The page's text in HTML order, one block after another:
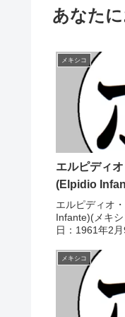
あなた
メキシコ
エルピディ
(Elpidio
エルピディオ
Infante)(メキ
日：1961年2
【獲得タイト
フェザー級王
メキシコ